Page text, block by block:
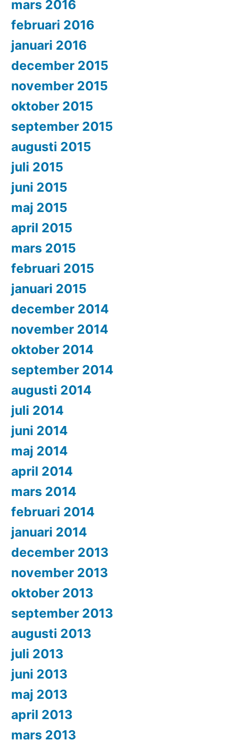
mars 2016
februari 2016
januari 2016
december 2015
november 2015
oktober 2015
september 2015
augusti 2015
juli 2015
juni 2015
maj 2015
april 2015
mars 2015
februari 2015
januari 2015
december 2014
november 2014
oktober 2014
september 2014
augusti 2014
juli 2014
juni 2014
maj 2014
april 2014
mars 2014
februari 2014
januari 2014
december 2013
november 2013
oktober 2013
september 2013
augusti 2013
juli 2013
juni 2013
maj 2013
april 2013
mars 2013